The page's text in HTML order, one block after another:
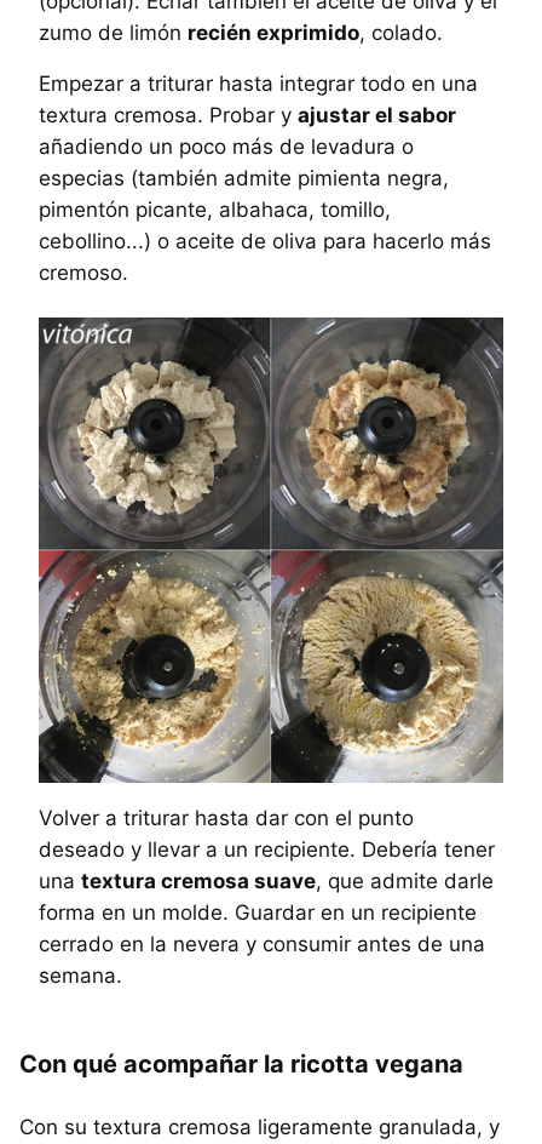
zumo de limón recién exprimido, colado.
Empezar a triturar hasta integrar todo en una
textura cremosa. Probar y ajustar el sabor
añadiendo un poco más de levadura o
especias (también admite pimienta negra,
pimentón picante, albahaca, tomillo,
cebollino...) o aceite de oliva para hacerlo más
cremoso.
Volver a triturar hasta dar con el punto
deseado y llevar a un recipiente. Debería tener
una textura cremosa suave, que admite darle
forma en un molde. Guardar en un recipiente
cerrado en la nevera y consumir antes de una
semana.
Con qué acompañar la ricotta vegana
Con su textura cremosa ligeramente granulada, y